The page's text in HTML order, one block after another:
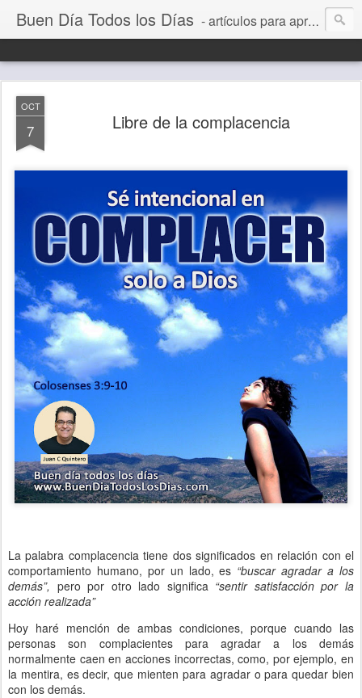
Buen Día Todos los Días - artículos para aprender a vivir mejor, un día a la vez. Por Juan C Quintero
OCT
7 Libre de la complacencia
La palabra complacencia tiene dos significados en relación con el
comportamiento humano, por un lado, es “buscar agradar a los
demás”, pero por otro lado significa “sentir satisfacción por la
acción realizada”
Hoy haré mención de ambas condiciones, porque cuando las
personas son complacientes para agradar a los demás
normalmente caen en acciones incorrectas, como, por ejemplo, en
la mentira, es decir, que mienten para agradar o para quedar bien
con los demás.